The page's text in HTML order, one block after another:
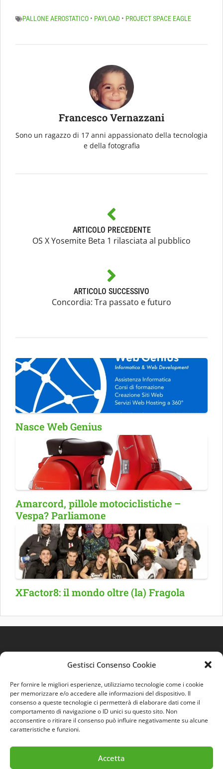
Gestisci Consenso Cookie
Per fornire le migliori esperienze, utilizziamo tecnologie come i cookie
per memorizzare e/o accedere alle informazioni del dispositivo. Il
consenso a queste tecnologie ci permetterà di elaborare dati come il
comportamento di navigazione o ID unici su questo sito. Non
acconsentire o ritirare il consenso può influire negativamente su alcune
caratteristiche e funzioni.
Accetta
PALLONE AEROSTATICO • PAYLOAD • PROJECT SPACE EAGLE
Francesco Vernazzani
Sono un ragazzo di 17 anni appassionato della tecnologia
e della fotografia
ARTICOLO PRECEDENTE
OS X Yosemite Beta 1 rilasciata al pubblico
ARTICOLO SUCCESSIVO
Concordia: Tra passato e futuro
Nasce Web Genius
Amarcord, pillole motociclistiche –
Vespa? Parliamone
XFactor8: il mondo oltre (la) Fragola
Quest'opera è distribuita con LicenzaCreative
Commons 3.0 Italia.